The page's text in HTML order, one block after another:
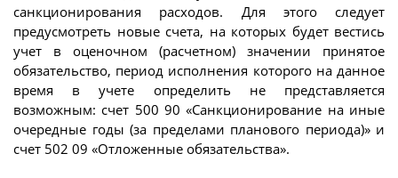
санкционирования расходов. Для этого следует
предусмотреть новые счета, на которых будет вестись
учет в оценочном (расчетном) значении принятое
обязательство, период исполнения которого на данное
время в учете определить не представляется
возможным: счет 500 90 «Санкционирование на иные
очередные годы (за пределами планового периода)» и
счет 502 09 «Отложенные обязательства».